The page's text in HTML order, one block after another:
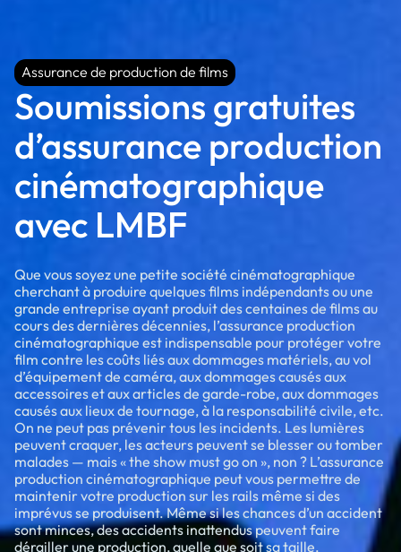
Assurance de production de films
Assurance de production de films
Soumissions gratuites
d’assurance production
cinématographique
avec LMBF
Que vous soyez une petite société cinématographique
cherchant à produire quelques films indépendants ou une
grande entreprise ayant produit des centaines de films au
cours des dernières décennies, l’assurance production
cinématographique est indispensable pour protéger votre
film contre les coûts liés aux dommages matériels, au vol
d’équipement de caméra, aux dommages causés aux
accessoires et aux articles de garde-robe, aux dommages
causés aux lieux de tournage, à la responsabilité civile, etc.
On ne peut pas prévenir tous les incidents. Les lumières
peuvent craquer, les acteurs peuvent se blesser ou tomber
malades — mais « the show must go on », non ? L’assurance
production cinématographique peut vous permettre de
maintenir votre production sur les rails même si des
imprévus se produisent. Même si les chances d’un accident
sont minces, des accidents inattendus peuvent faire
dérailler une production, quelle que soit sa taille.